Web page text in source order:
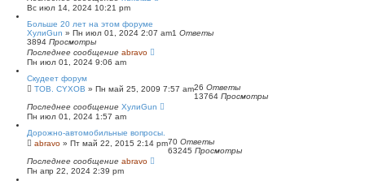
Вс июл 14, 2024 10:21 pm
Больше 20 лет на этом форуме
ХулиGun » Пн июл 01, 2024 2:07 am1 Ответы
3894 Просмотры
Последнее сообщение abravo
Пн июл 01, 2024 9:06 am
Скудеет форум
TOB. CYXOB » Пн май 25, 2009 7:57 am26 Ответы
13764 Просмотры
Последнее сообщение ХулиGun
Пн июл 01, 2024 1:57 am
Дорожно-автомобильные вопросы.
abravo » Пт май 22, 2015 2:14 pm70 Ответы
63245 Просмотры
Последнее сообщение abravo
Пн апр 22, 2024 2:39 pm